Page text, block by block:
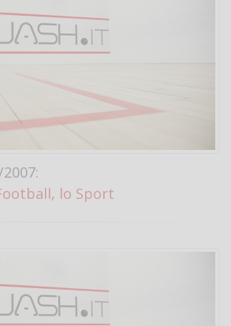
lo Sport